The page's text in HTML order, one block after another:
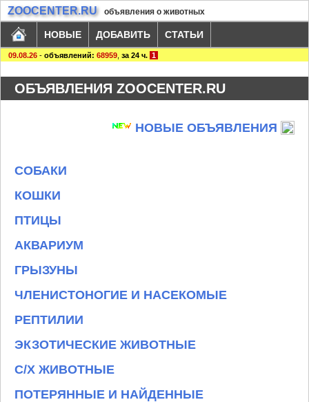
ZOOCENTER.RU объявления о животных
НОВЫЕ ДОБАВИТЬ СТАТЬИ
09.08.26 - объявлений: 68959 за 24 ч. 1
ОБЪЯВЛЕНИЯ ZOOCENTER.RU
НОВЫЕ ОБЪЯВЛЕНИЯ
СОБАКИ
КОШКИ
ПТИЦЫ
АКВАРИУМ
ГРЫЗУНЫ
ЧЛЕНИСТОНОГИЕ И НАСЕКОМЫЕ
РЕПТИЛИИ
ЭКЗОТИЧЕСКИЕ ЖИВОТНЫЕ
С/Х ЖИВОТНЫЕ
ПОТЕРЯННЫЕ И НАЙДЕННЫЕ